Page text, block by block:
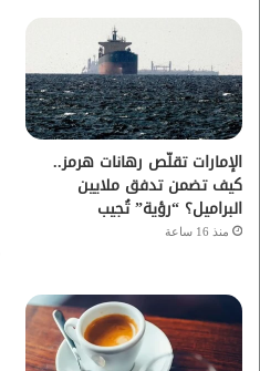
ب
ك
الإمارات تقلّص رهانات هرمز..
كيف تضمن تدفق ملايين
البراميل؟ “رؤية” تُجيب
منذ 16 ساعة